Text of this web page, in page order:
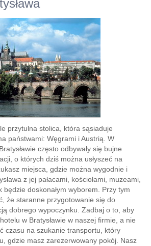
przytulna stolica, która sąsiaduje
państwami: Węgrami i Austrią. W
często odbywały się bujne
o których dziś można usłyszeć na
miejsca, gdzie można wygodnie i
z jej pałacami, kościołami, muzeami,
będzie doskonałym wyborem. Przy tym
że staranne przygotowanie się do
dobrego wypoczynku. Zadbaj o to, aby
w Bratysławie w naszej firmie, a nie
czasu na szukanie transportu, który
gdzie masz zarezerwowany pokój. Nasz